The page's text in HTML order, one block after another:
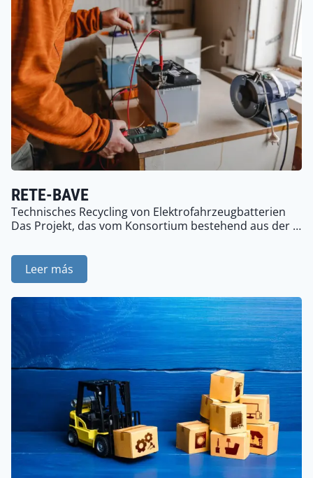
RETE-BAVE
Technisches Recycling von Elektrofahrzeugbatterien
Das Projekt, das vom Konsortium bestehend aus der …
Leer más